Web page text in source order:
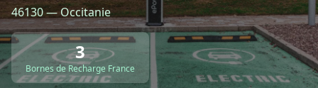
46130 — Occitanie
3
Bornes de Recharge France